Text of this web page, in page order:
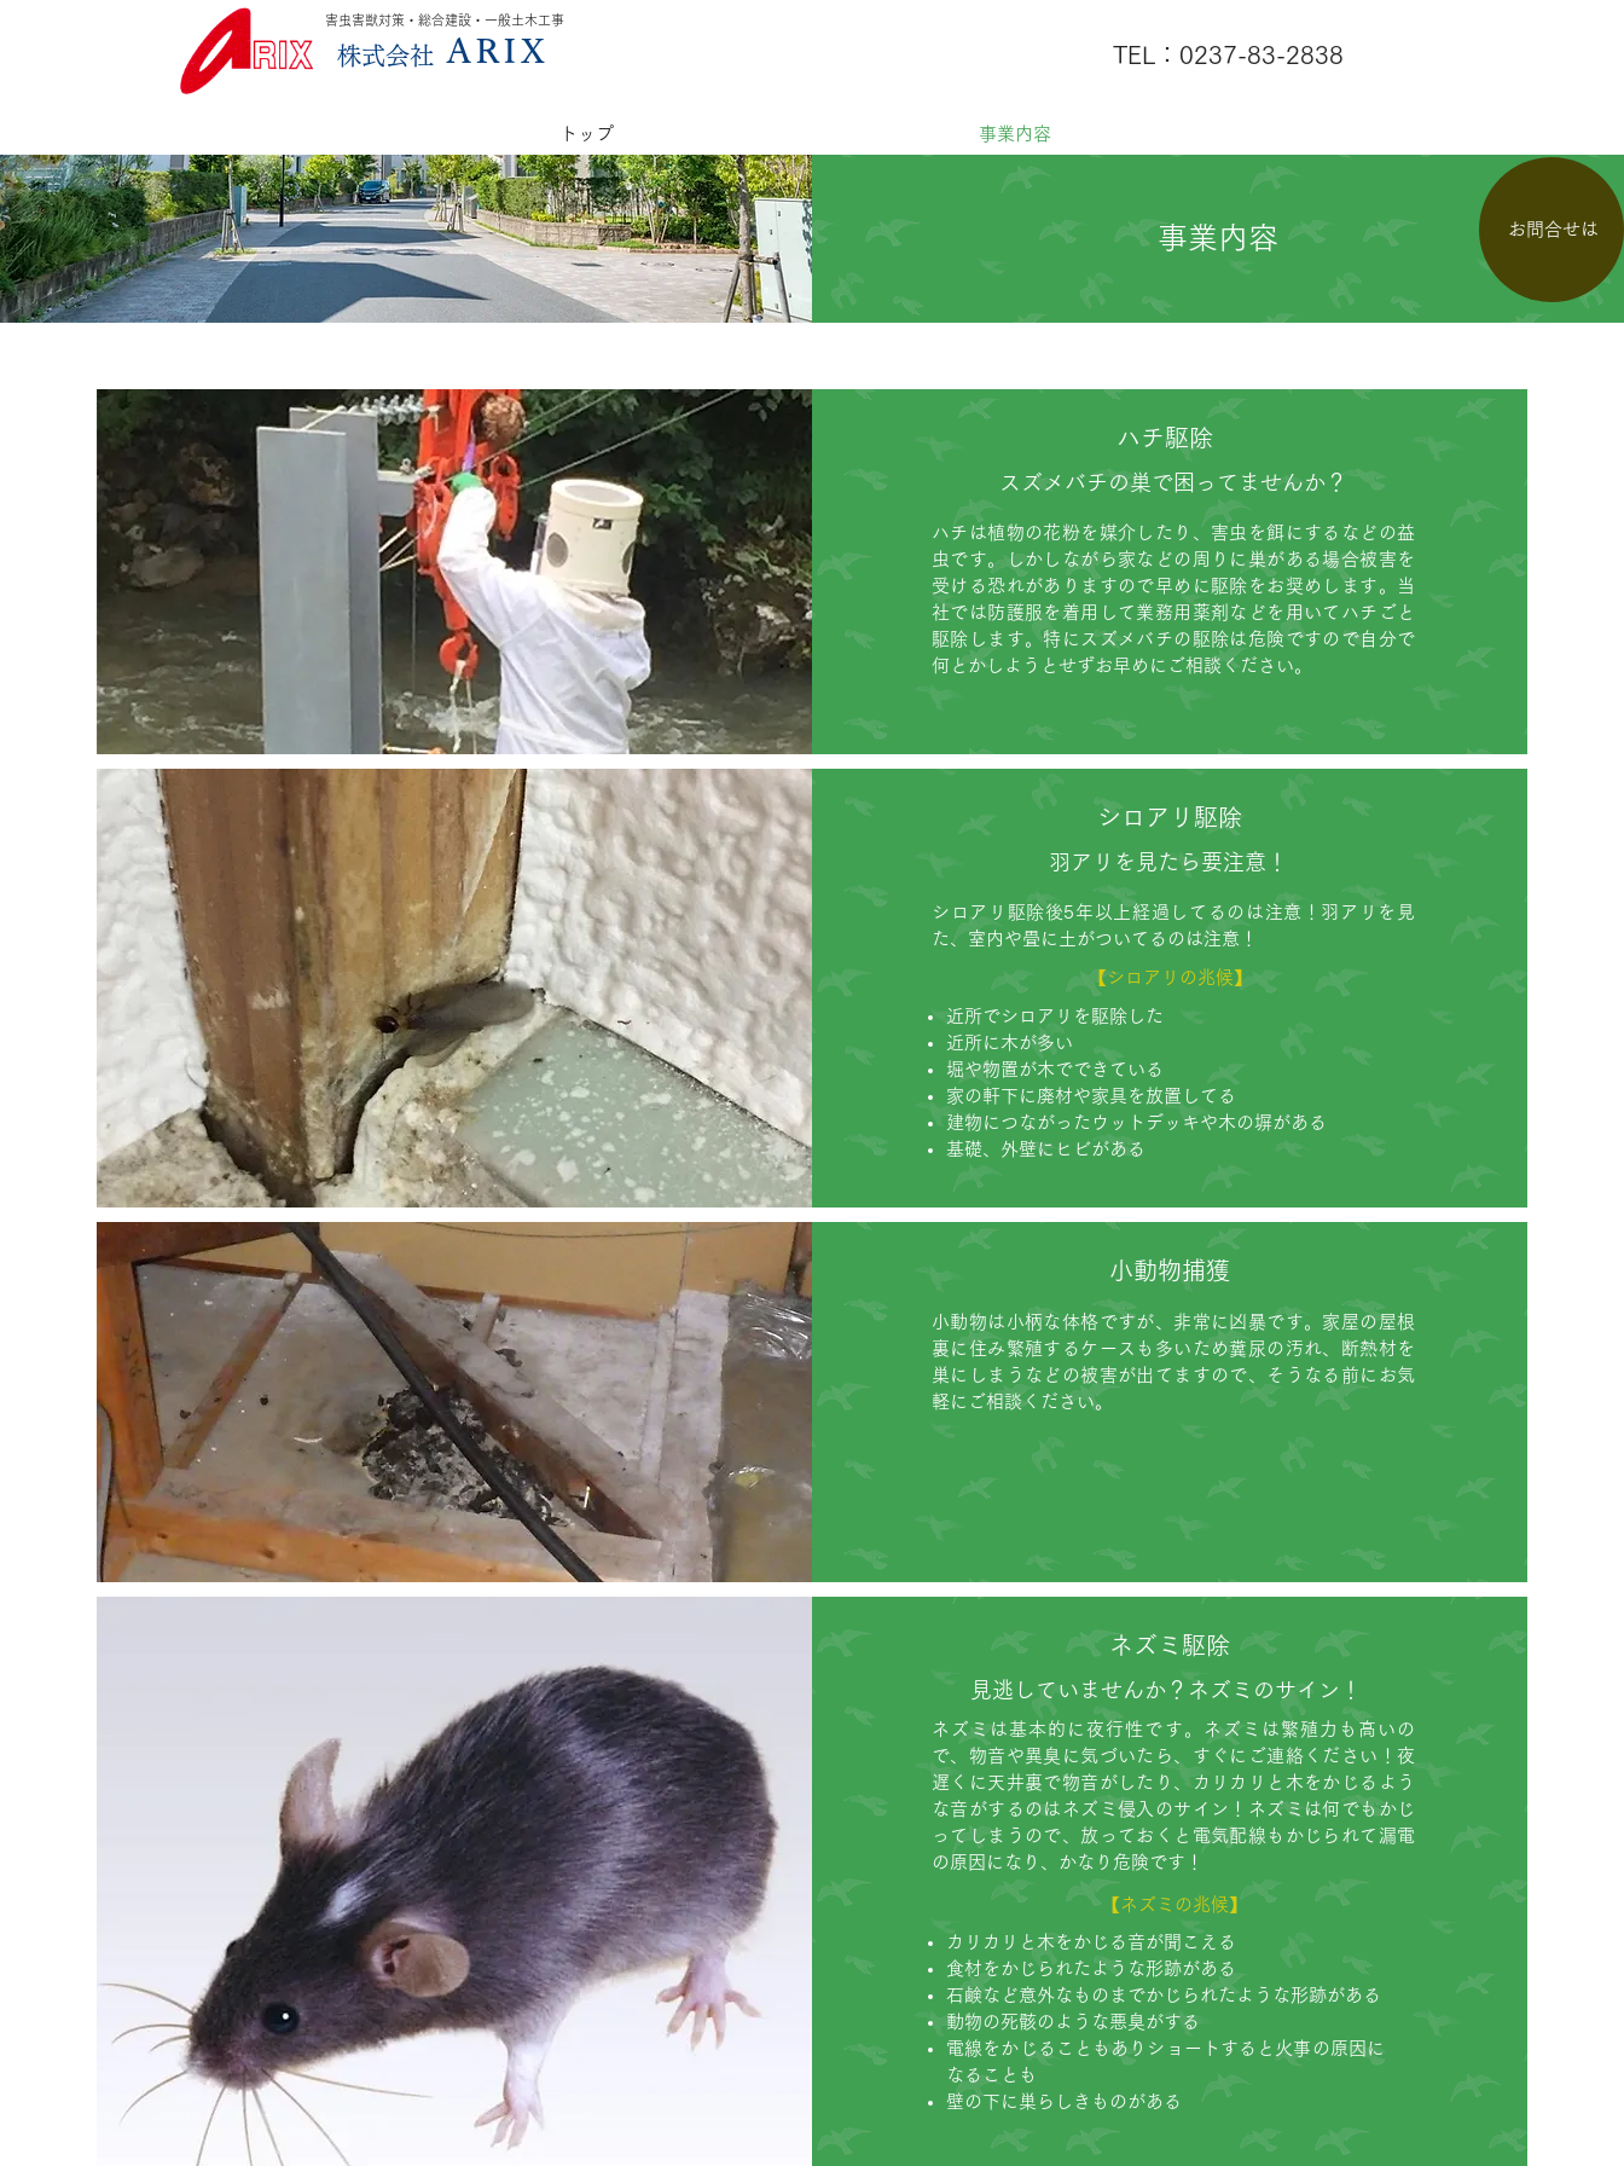
お問合せは
害虫害獣対策・総合建設・一般土木工事
株式会社 ARIX TEL：0237-83-2838
トップ 事業内容
事業内容
ハチ駆除
スズメバチの巣で困ってませんか？
ハチは植物の花粉を媒介したり、害虫を餌にするなどの益
虫です。しかしながら家などの周りに巣がある場合被害を
受ける恐れがありますので早めに駆除をお奨めします。当
社では防護服を着用して業務用薬剤などを用いてハチごと
駆除します。特にスズメバチの駆除は危険ですので自分で
何とかしようとせずお早めにご相談ください。
シロアリ駆除
羽アリを見たら要注意！
シロアリ駆除後5年以上経過してるのは注意！羽アリを見
た、室内や畳に土がついてるのは注意！
【シロアリの兆候】
近所でシロアリを駆除した
近所に木が多い
堀や物置が木でできている
家の軒下に廃材や家具を放置してる
建物につながったウットデッキや木の塀がある
​基礎、外壁にヒビがある
小動物捕獲
小動物は小柄な体格ですが、非常に凶暴です。家屋の屋根
裏に住み繁殖するケースも多いため糞尿の汚れ、断熱材を
巣にしまうなどの被害が出てますので、そうなる前にお気
軽にご相談ください。
ネズミ駆除
見逃していませんか？ネズミのサイン！
ネズミは基本的に夜行性です。ネズミは繁殖力も高いの
で、物音や異臭に気づいたら、すぐにご連絡ください！夜
遅くに天井裏で物音がしたり、カリカリと木をかじるよう
な音がするのはネズミ侵入のサイン！ネズミは何でもかじ
ってしまうので、放っておくと電気配線もかじられて漏電
の原因になり、かなり危険です！
【ネズミの兆候】
カリカリと木をかじる音が聞こえる
食材をかじられたような形跡がある
石鹸など意外なものまでかじられたような形跡がある
動物の死骸のような悪臭がする
電線をかじることもありショートすると火事の原因に
なることも
壁の下に巣らしきものがある